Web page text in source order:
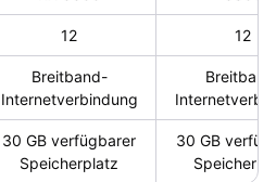
12 12
Breitband-
Internetverbindung
30 GB verfügbarer
Speicherplatz
30 GB